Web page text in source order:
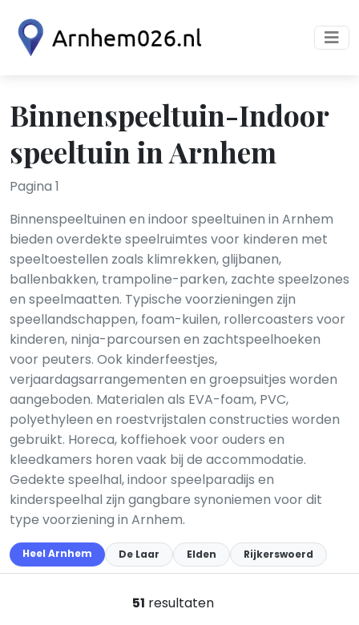
Binnenspeeltuin-Indoor
speeltuin in Arnhem
Pagina 1
Binnenspeeltuinen en indoor speeltuinen in Arnhem
bieden overdekte speelruimtes voor kinderen met
speeltoestellen zoals klimrekken, glijbanen,
ballenbakken, trampoline-parken, zachte speelzones
en speelmaatten. Typische voorzieningen zijn
speellandschappen, foam-kuilen, rollercoasters voor
kinderen, ninja-parcoursen en zachtspeelhoeken
voor peuters. Ook kinderfeestjes,
verjaardagsarrangementen en groepsuitjes worden
aangeboden. Materialen als EVA-foam, PVC,
polyethyleen en roestvrijstalen constructies worden
gebruikt. Horeca, koffiehoek voor ouders en
kleedkamers horen vaak bij de accommodatie.
Gedekte speelhal, indoor speelparadijs en
kinderspeelhal zijn gangbare synoniemen voor dit
type voorziening in Arnhem.
Heel Arnhem De Laar Elden Rijkerswoerd
51 resultaten